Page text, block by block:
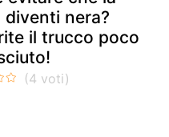
nera?
il trucco poco